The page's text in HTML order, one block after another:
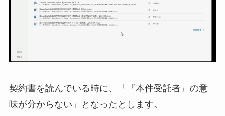
契約書を読んでいる時に、「『本件受託者』の意
味が分からない」となったとします。